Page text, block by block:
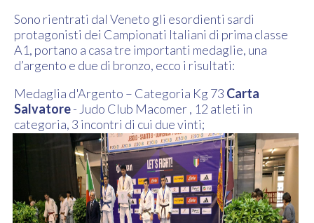
Sono rientrati dal Veneto gli esordienti sardi
protagonisti dei Campionati Italiani di prima classe
A1, portano a casa tre importanti medaglie, una
d’argento e due di bronzo, ecco i risultati:
Medaglia d'Argento – Categoria Kg 73 Carta
Salvatore- Judo Club Macomer , 12 atleti in
categoria, 3 incontri di cui due vinti;